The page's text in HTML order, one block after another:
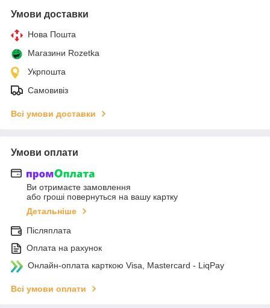
Умови доставки
Нова Пошта
Магазини Rozetka
Укрпошта
Самовивіз
Всі умови доставки
Умови оплати
Ви отримаєте замовлення
або гроші повернуться на вашу картку
Детальніше
Післяплата
Оплата на рахунок
Онлайн-оплата карткою Visa, Mastercard - LiqPay
Всі умови оплати